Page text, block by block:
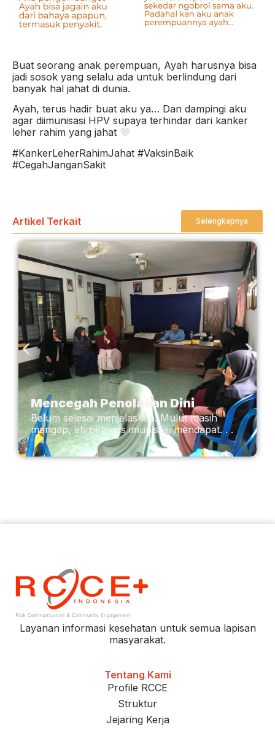
Buat seorang anak perempuan, Ayah harusnya bisa
jadi sosok yang selalu ada untuk berlindung dari
banyak hal jahat di dunia.
Ayah, terus hadir buat aku ya… Dan dampingi aku
agar diimunisasi HPV supaya terhindar dari kanker
leher rahim yang jahat
#KankerLeherRahimJahat #VaksinBaik
#CegahJanganSakit
Artikel Terkait Selengkapnya
Mencegah Penolakan Dini
Belum selesai menjelaskan. Mulut masih
mangap, eh petugas imunisasi mendapat. . .
Layanan informasi kesehatan untuk semua lapisan
masyarakat.
Tentang Kami
Profile RCCE
Struktur
Jejaring Kerja